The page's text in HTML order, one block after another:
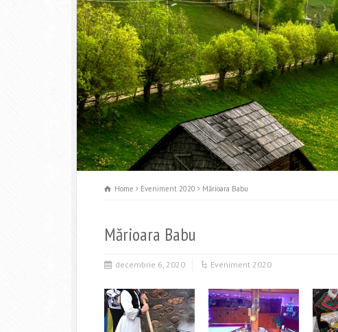
Home Eveniment 2020 Mărioara Babu
Mărioara Babu
decembrie 6, 2020 Eveniment 2020